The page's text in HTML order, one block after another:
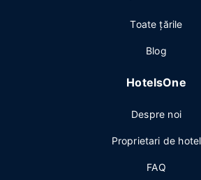
Toate ţările
Blog
HotelsOne
Despre noi
Proprietari de hotel
FAQ